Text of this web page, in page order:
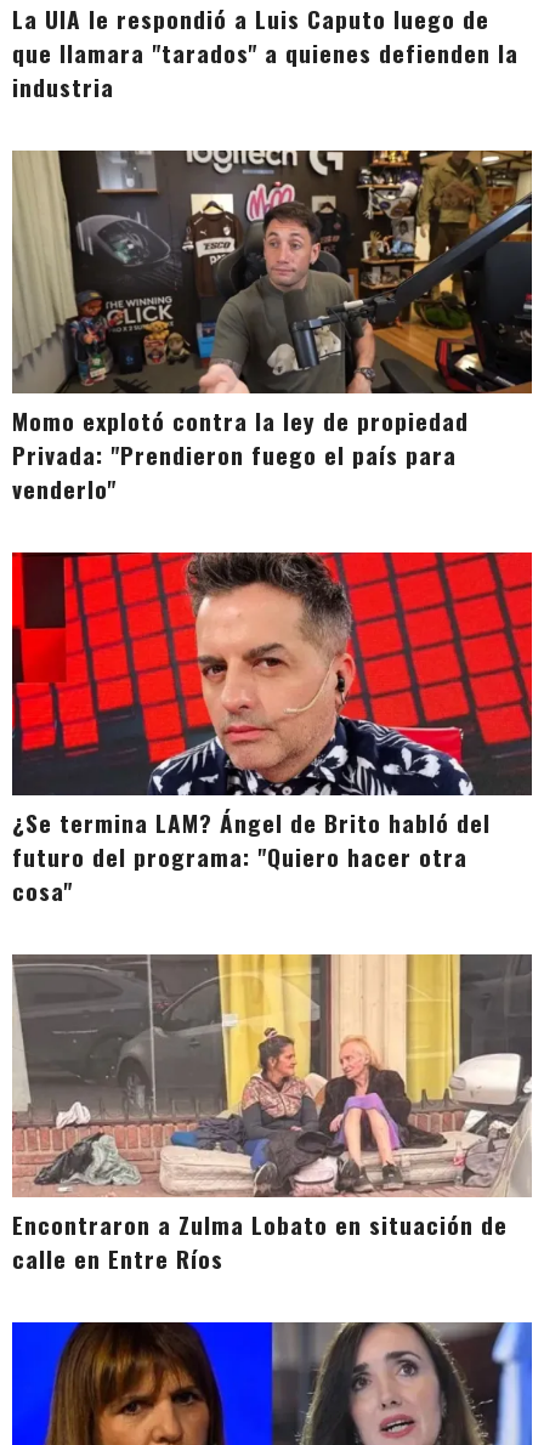
La UIA le respondió a Luis Caputo luego de
que llamara "tarados" a quienes defienden la
industria
Momo explotó contra la ley de propiedad
Privada: "Prendieron fuego el país para
venderlo"
¿Se termina LAM? Ángel de Brito habló del
futuro del programa: "Quiero hacer otra
cosa"
Encontraron a Zulma Lobato en situación de
calle en Entre Ríos